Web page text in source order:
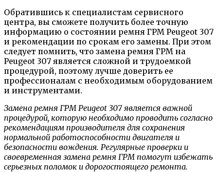
Обратившись к специалистам сервисного
центра, вы сможете получить более точную
информацию о состоянии ремня ГРМ Peugeot 307
и рекомендации по срокам его замены. При этом
следует помнить, что замена ремня ГРМ на
Peugeot 307 является сложной и трудоемкой
процедурой, поэтому лучше доверить ее
профессионалам с необходимым оборудованием
и инструментами.
Замена ремня ГРМ Peugeot 307 является важной
процедурой, которую необходимо проводить согласно
рекомендациям производителя для сохранения
нормальной работоспособности двигателя и
безопасности вождения. Регулярные проверки и
своевременная замена ремня ГРМ помогут избежать
серьезных поломок и дорогостоящего ремонта.